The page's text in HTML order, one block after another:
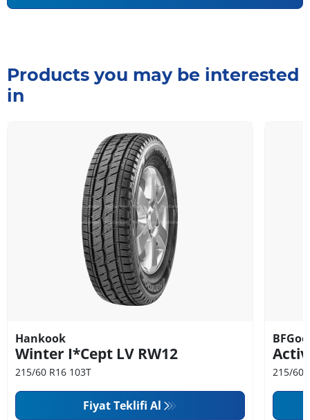
Products you may be interested
in
Hankook
Winter I*Cept LV RW12
215/60 R16 103T
Fiyat Teklifi Al
215/60